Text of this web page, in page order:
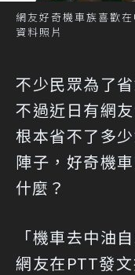
網友好奇機車族喜歡
資料照片
不少民眾為了
不過近日有網
根本省不了多
陣子，好奇機
什麼？
「機車去中油
網友在PTT發